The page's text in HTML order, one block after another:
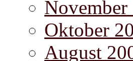
November
Oktober
August